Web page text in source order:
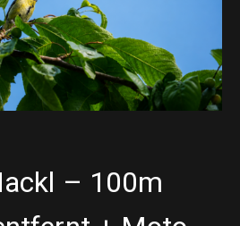
– 100m